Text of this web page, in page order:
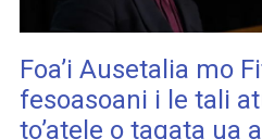
Foa’i Ausetalia mo
fesoasoani i le tali
to’atele o tagata ua